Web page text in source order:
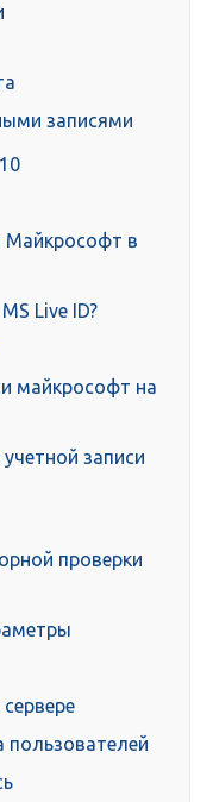
записями
Майкрософт в
Live ID?
майкрософт на
записи
проверки
пользователей